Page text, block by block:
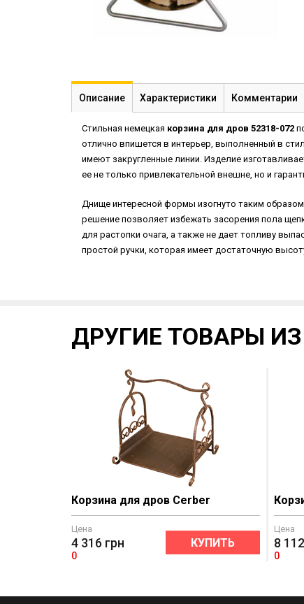
Описание Характеристики Комментарии
Стильная немецкая корзина для дров 52318-072
отлично впишется в интерьер, выполненный в
имеют закругленные линии. Изделие
ее не только привлекательной внешне, но и
Днище интересной формы изогнуто таким
решение позволяет избежать засорения пола
для растопки очага, а также не дает топливу
простой ручки, которая имеет достаточную
ДРУГИЕ ТОВАРЫ
Корзина для дров Cerber
Цена
4 316 грн
0
КУПИТЬ
Цена
8 112
0